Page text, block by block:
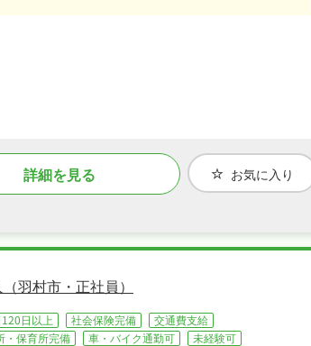
詳細を見る お気に入り
羽村市・正社員）
日以上 社会保険完備
交通費支給
・保育所完備 車・バイク通勤可
未経験可